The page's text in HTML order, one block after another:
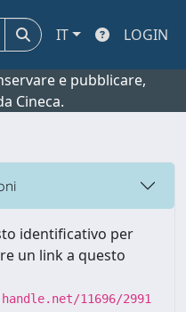
IT LOGIN
e pubblicare,
Cineca.
identificativo per
un link a questo
11696/2991